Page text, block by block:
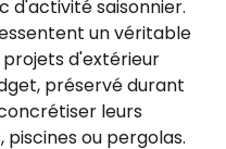
d'activité saisonnier.
un véritable
projets d'extérieur
préservé durant
leurs
piscines ou pergolas.